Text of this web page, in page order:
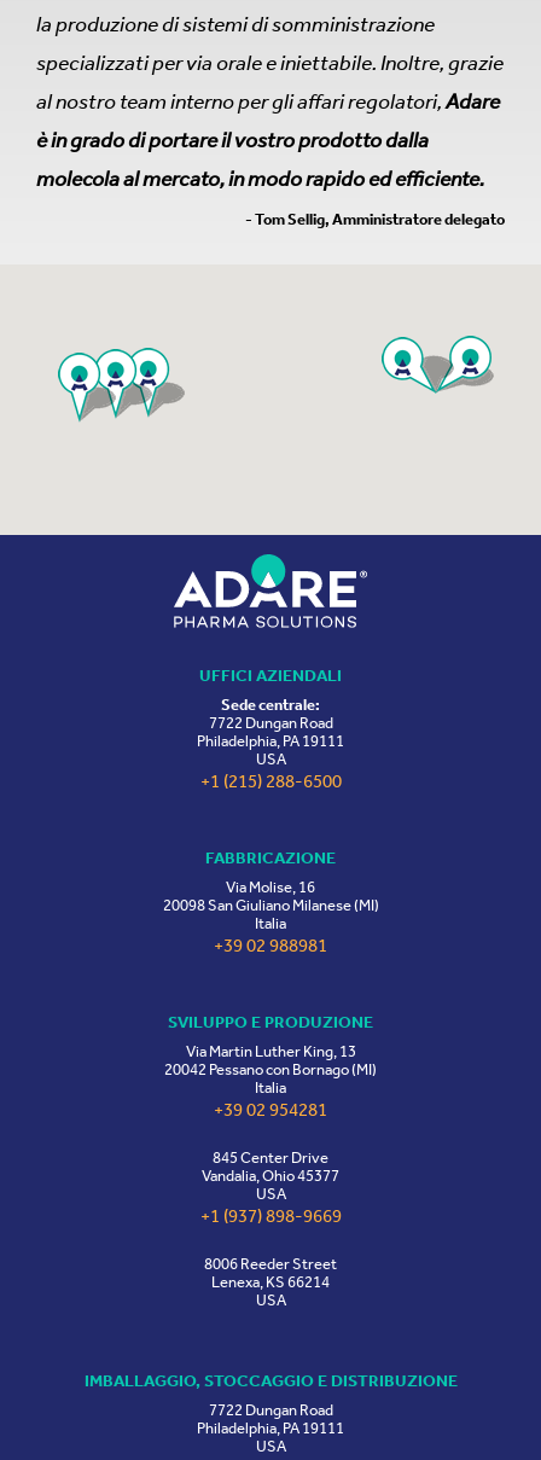
la produzione di sistemi di somministrazione
specializzati per via orale e iniettabile. Inoltre, grazie
al nostro team interno per gli affari regolatori,Adare
è in grado di portare il vostro prodotto dalla
molecola al mercato, in modo rapido ed efficiente.
- Tom Sellig, Amministratore delegato
UFFICI AZIENDALI
Sede centrale:
7722 Dungan Road
Philadelphia, PA 19111
USA
+1 (215) 288-6500
FABBRICAZIONE
Via Molise, 16
20098 San Giuliano Milanese (MI)
Italia
+39 02 988981
SVILUPPO E PRODUZIONE
Via Martin Luther King, 13
20042 Pessano con Bornago (MI)
Italia
+39 02 954281
845 Center Drive
Vandalia, Ohio 45377
USA
+1 (937) 898-9669
8006 Reeder Street
Lenexa, KS 66214
USA
IMBALLAGGIO, STOCCAGGIO E DISTRIBUZIONE
7722 Dungan Road
Philadelphia, PA 19111
USA